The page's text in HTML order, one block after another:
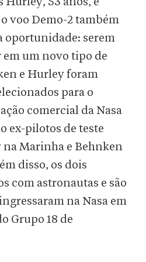
voo Demo-2 também
oportunidade: serem
em um novo tipo de
e Hurley foram
para o
comercial da Nasa
ex-pilotos de teste
Marinha e Behnken
disso, os dois
com astronautas e são
na Nasa em
Grupo 18 de